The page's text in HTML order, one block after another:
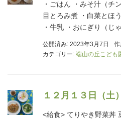
・ごはん ・みそ汁（チ
目とろみ煮 ・白菜とほ
・牛乳 ・おにぎり（じ
公開済み: 2023年3月7日 作
カテゴリー: 端山の丘こども
１２月１３日（
<給食> てりやき野菜丼